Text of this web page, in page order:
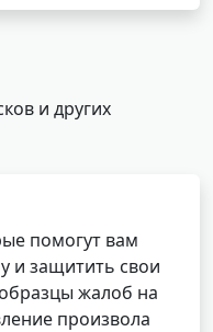
и других
помогут вам
и защитить свои
жалоб на
произвола